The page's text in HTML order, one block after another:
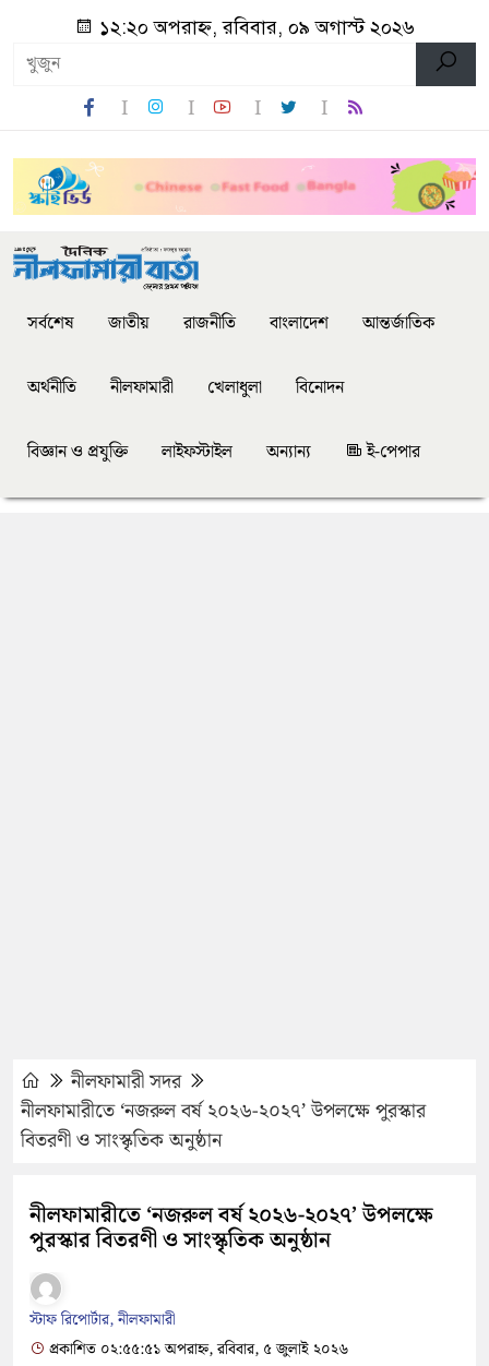
১২:২০ অপরাহ্ন, রবিবার, ০৯ অগাস্ট ২০২৬
সর্বশেষ জাতীয় রাজনীতি বাংলাদেশ আন্তর্জাতিক
অর্থনীতি নীলফামারী খেলাধুলা বিনোদন
বিজ্ঞান ও প্রযুক্তি লাইফস্টাইল অন্যান্য ই-পেপার
নীলফামারী সদর
নীলফামারীতে ‘নজরুল বর্ষ ২০২৬-২০২৭’ উপলক্ষে পুরস্কার
বিতরণী ও সাংস্কৃতিক অনুষ্ঠান
নীলফামারীতে ‘নজরুল বর্ষ ২০২৬-২০২৭’ উপলক্ষে
পুরস্কার বিতরণী ও সাংস্কৃতিক অনুষ্ঠান
স্টাফ রিপোর্টার, নীলফামারী
প্রকাশিত ০২:৫৫:৫১ অপরাহ্ন, রবিবার, ৫ জুলাই ২০২৬